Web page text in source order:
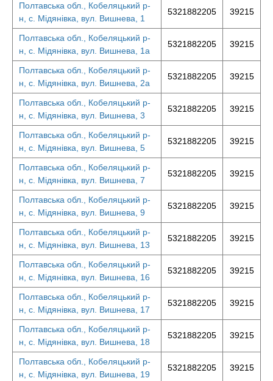
Полтавська обл., Кобеляцький р-
н, с. Мідянівка, вул. Вишнева, 1
5321882205 39215
Полтавська обл., Кобеляцький р-
н, с. Мідянівка, вул. Вишнева, 1а
5321882205 39215
Полтавська обл., Кобеляцький р-
н, с. Мідянівка, вул. Вишнева, 2а
5321882205 39215
Полтавська обл., Кобеляцький р-
н, с. Мідянівка, вул. Вишнева, 3
5321882205 39215
Полтавська обл., Кобеляцький р-
н, с. Мідянівка, вул. Вишнева, 5
5321882205 39215
Полтавська обл., Кобеляцький р-
н, с. Мідянівка, вул. Вишнева, 7
5321882205 39215
Полтавська обл., Кобеляцький р-
н, с. Мідянівка, вул. Вишнева, 9
5321882205 39215
Полтавська обл., Кобеляцький р-
н, с. Мідянівка, вул. Вишнева, 13
5321882205 39215
Полтавська обл., Кобеляцький р-
н, с. Мідянівка, вул. Вишнева, 16
5321882205 39215
Полтавська обл., Кобеляцький р-
н, с. Мідянівка, вул. Вишнева, 17
5321882205 39215
Полтавська обл., Кобеляцький р-
н, с. Мідянівка, вул. Вишнева, 18
5321882205 39215
Полтавська обл., Кобеляцький р-
н, с. Мідянівка, вул. Вишнева, 19
5321882205 39215